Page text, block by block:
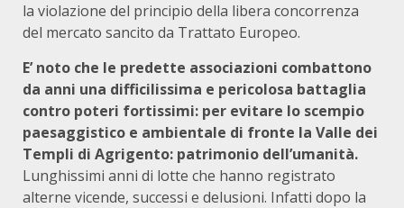
la violazione del principio della libera concorrenza
del mercato sancito da Trattato Europeo.
E’ noto che le predette associazioni combattono
da anni una difficilissima e pericolosa battaglia
contro poteri fortissimi: per evitare lo scempio
paesaggistico e ambientale di fronte la Valle dei
Templi di Agrigento: patrimonio dell’umanità.
Lunghissimi anni di lotte che hanno registrato
alterne vicende, successi e delusioni. Infatti dopo la